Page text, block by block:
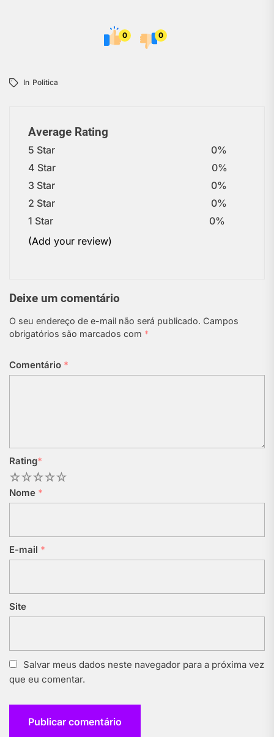
0 0
In Politica
Average Rating
5 Star
0%
4 Star
0%
3 Star
0%
2 Star
0%
1 Star
0%
(Add your review)
Deixe um comentário
O seu endereço de e-mail não será publicado. Campos
obrigatórios são marcados com *
Comentário *
Rating*
5
4
3
2
Nome *
E-mail *
Site
Salvar meus dados neste navegador para a próxima vez
que eu comentar.